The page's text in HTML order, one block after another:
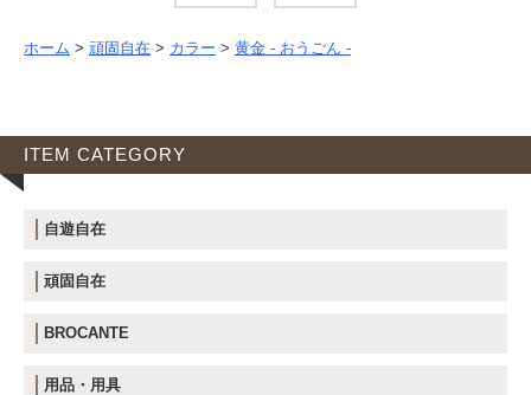
ホーム > 頑固自在 > カラー > 黄金 - おうごん -
ITEM CATEGORY
自遊自在
頑固自在
BROCANTE
用品・用具